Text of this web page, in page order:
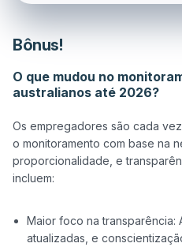
Bônus!
O que mudou no
australianos até 2026?
Os empregadores são cada
o monitoramento com base na
proporcionalidade, e
incluem:
Maior foco na transparência:
atualizadas, e